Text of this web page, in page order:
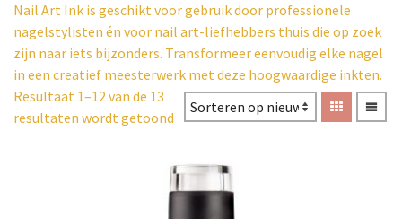
Nail Art Ink is geschikt voor gebruik door professionele
nagelstylisten én voor nail art-liefhebbers thuis die op zoek
zijn naar iets bijzonders. Transformeer eenvoudig elke nagel
in een creatief meesterwerk met deze hoogwaardige inkten.
Resultaat 1–12 van de 13
resultaten wordt getoond